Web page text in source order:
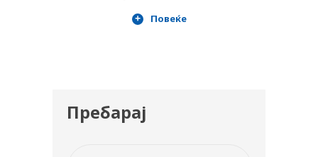
Повеќе
Пребарај